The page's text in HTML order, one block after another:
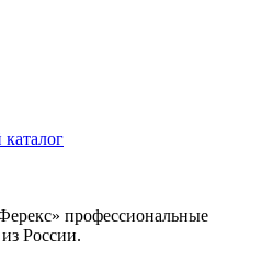
профессиональные
России.